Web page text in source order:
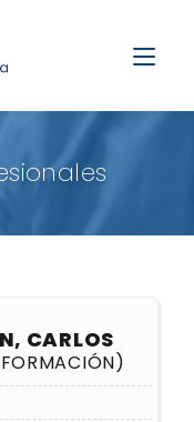
CARLOS